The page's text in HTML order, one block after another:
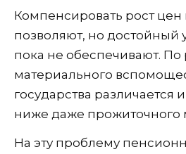
Компенсировать рост цен
позволяют, но достойный
пока не обеспечивают.
материального
государства различается
ниже даже прожиточного
На эту проблему